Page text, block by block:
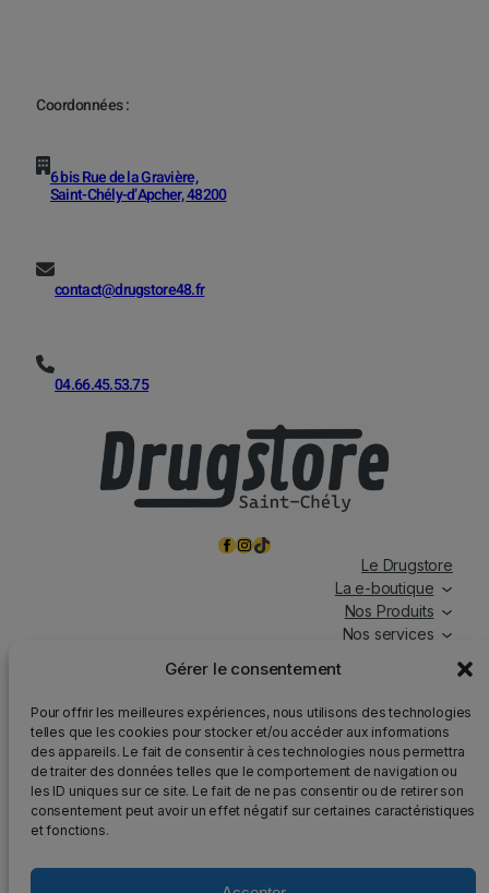
Gérer le consentement
Pour offrir les meilleures expériences, nous utilisons des technologies
telles que les cookies pour stocker et/ou accéder aux informations
des appareils. Le fait de consentir à ces technologies nous permettra
de traiter des données telles que le comportement de navigation ou
les ID uniques sur ce site. Le fait de ne pas consentir ou de retirer son
consentement peut avoir un effet négatif sur certaines caractéristiques
et fonctions.
Coordonnées :
6 bis Rue de la Gravière,
Saint-Chély-d’Apcher, 48200
contact@drugstore48.fr
04.66.45.53.75
FacebookInstagramTikTok
Le Drugstore
La e-boutique
Nos Produits
Nos services
les jours fériés.
Attention: Nous rappelons que la vente d’alcool est
strictement interdite aux mineurs, que l’abus d’alcool est
dangereux pour la santé et qu’il doit être consommé avec
modération.